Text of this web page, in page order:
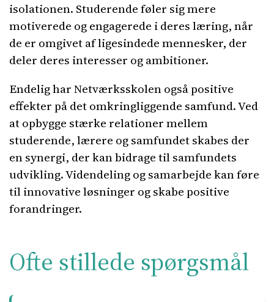
isolationen. Studerende føler sig mere
motiverede og engagerede i deres læring, når
de er omgivet af ligesindede mennesker, der
deler deres interesser og ambitioner.
Endelig har Netværksskolen også positive
effekter på det omkringliggende samfund. Ved
at opbygge stærke relationer mellem
studerende, lærere og samfundet skabes der
en synergi, der kan bidrage til samfundets
udvikling. Videndeling og samarbejde kan føre
til innovative løsninger og skabe positive
forandringer.
Ofte stillede spørgsmål